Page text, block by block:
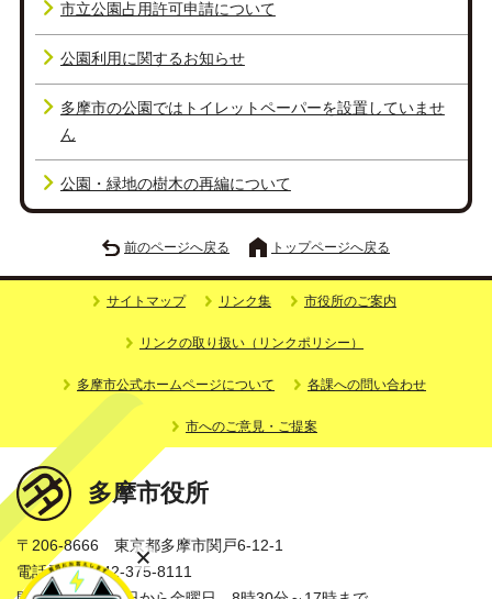
市立公園占用許可申請について
公園利用に関するお知らせ
多摩市の公園ではトイレットペーパーを設置していませ
ん
公園・緑地の樹木の再編について
前のページへ戻る トップページへ戻る
サイトマップ リンク集 市役所のご案内
リンクの取り扱い（リンクポリシー）
多摩市公式ホームページについて 各課への問い合わせ
市へのご意見・ご提案
多摩市役所
〒206-8666 東京都多摩市関戸6-12-1
電話番号：042-375-8111